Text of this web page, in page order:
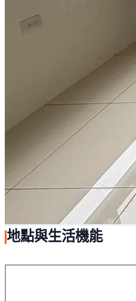
地點與生活機能